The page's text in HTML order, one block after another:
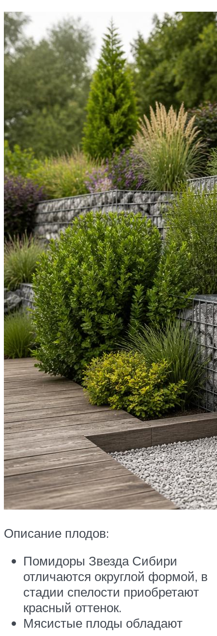
Описание плодов:
Помидоры Звезда Сибири
отличаются округлой формой, в
стадии спелости приобретают
красный оттенок.
Мясистые плоды обладают